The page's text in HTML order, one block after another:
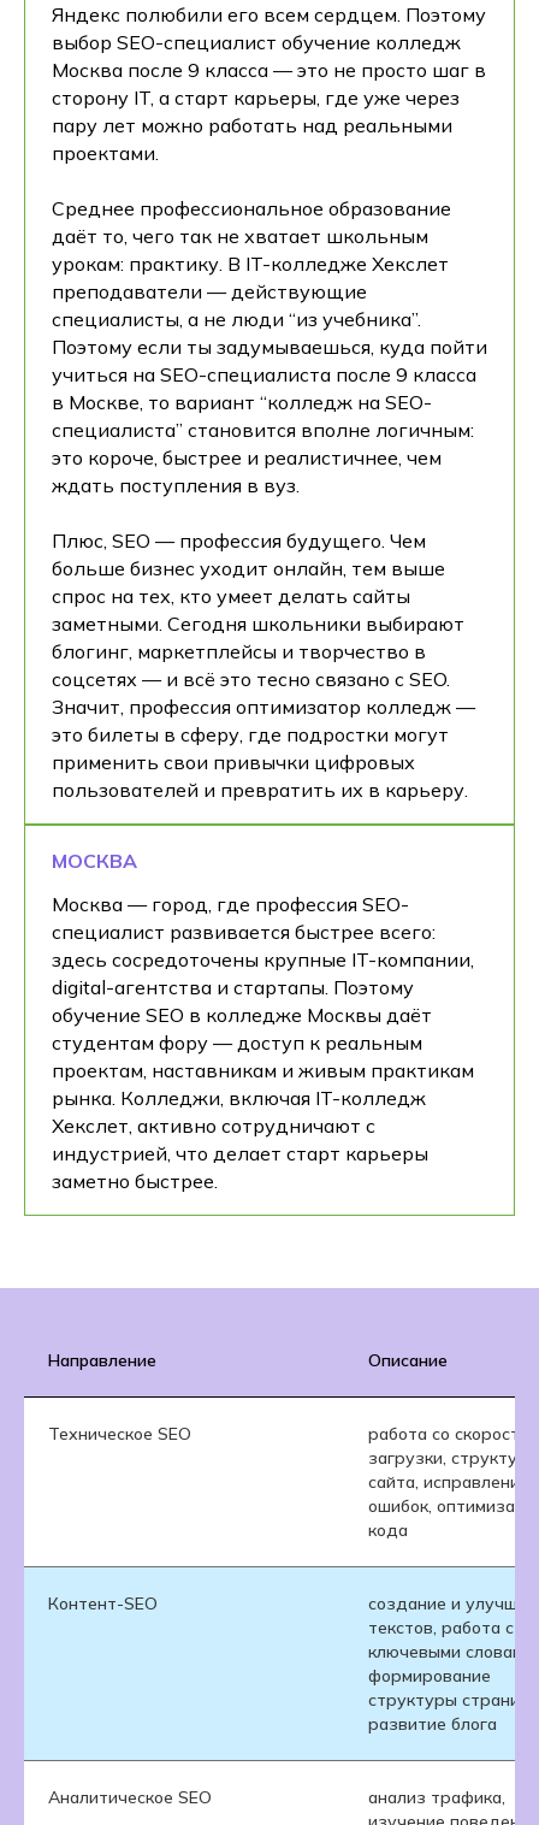
Яндекс полюбили его всем сердцем. Поэтому
выбор SEO-специалист обучение колледж
Москва после 9 класса — это не просто шаг в
сторону IT, а старт карьеры, где уже через
пару лет можно работать над реальными
проектами.
Среднее профессиональное образование
даёт то, чего так не хватает школьным
урокам: практику. В IT-колледже Хекслет
преподаватели — действующие
специалисты, а не люди “из учебника”.
Поэтому если ты задумываешься, куда пойти
учиться на SEO-специалиста после 9 класса
в Москве, то вариант “колледж на SEO-
специалиста” становится вполне логичным:
это короче, быстрее и реалистичнее, чем
ждать поступления в вуз.
Плюс, SEO — профессия будущего. Чем
больше бизнес уходит онлайн, тем выше
спрос на тех, кто умеет делать сайты
заметными. Сегодня школьники выбирают
блогинг, маркетплейсы и творчество в
соцсетях — и всё это тесно связано с SEO.
Значит, профессия оптимизатор колледж —
это билеты в сферу, где подростки могут
применить свои привычки цифровых
пользователей и превратить их в карьеру.
МОСКВА
Москва — город, где профессия SEO-
специалист развивается быстрее всего:
здесь сосредоточены крупные IT-компании,
digital-агентства и стартапы. Поэтому
обучение SEO в колледже Москвы даёт
студентам фору — доступ к реальным
проектам, наставникам и живым практикам
рынка. Колледжи, включая IT-колледж
Хекслет, активно сотрудничают с
индустрией, что делает старт карьеры
заметно быстрее.
Направление Описание
Техническое SEO
работа со
загрузки,
сайта, исправлением
ошибок,
кода
Контент-SEO
создание и
текстов, работа с
ключевыми словами,
формирование
структуры страниц,
развитие блога
Аналитическое SEO
анализ трафика,